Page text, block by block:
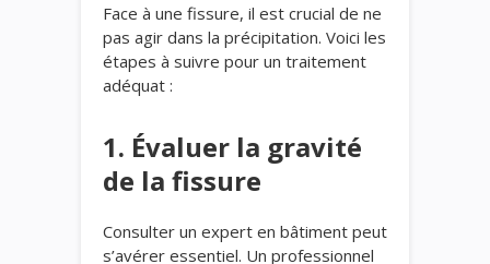
Face à une fissure, il est crucial de ne
pas agir dans la précipitation. Voici les
étapes à suivre pour un traitement
adéquat :
1. Évaluer la gravité
de la fissure
Consulter un expert en bâtiment peut
s’avérer essentiel. Un professionnel